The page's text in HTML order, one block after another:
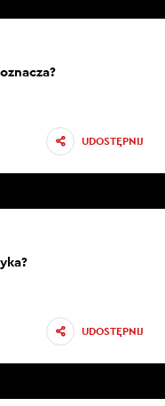
UDOSTĘPNIJ
UDOSTĘPNIJ